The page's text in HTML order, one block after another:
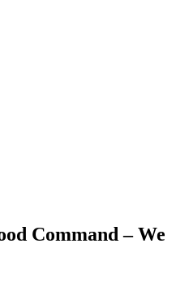
Command – We